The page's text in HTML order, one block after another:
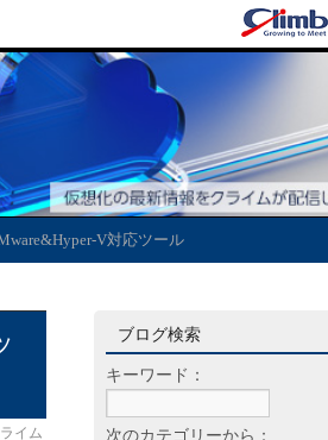
V対応ツール
イム
ブログ検索
キーワード：
次のカテゴリーから：